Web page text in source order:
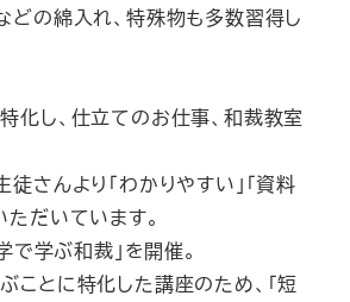
どの綿入れ、特殊物も多数習得し
化し、仕立てのお仕事、和裁教室
さんより「わかりやすい」「資料
ただいています。
で学ぶ和裁」を開催。
ことに特化した講座のため、「短